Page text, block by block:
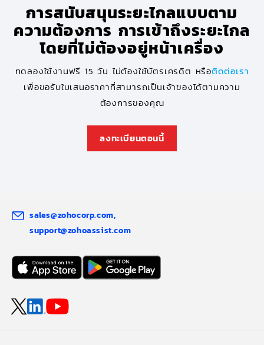
การสนับสนุนระยะไกลแบบตาม
ความต้องการ การเข้าถึงระยะไกล
โดยที่ไม่ต้องอยู่หน้าเครื่อง
ทดลองใช้งานฟรี 15 วัน ไม่ต้องใช้บัตรเครดิต หรือติดต่อเรา
เพื่อขอรับใบเสนอราคาที่สามารถเป็นเจ้าของได้ตามความ
ต้องการของคุณ
ลงทะเบียนตอนนี้
sales@zohocorp.com
support@zohoassist.com